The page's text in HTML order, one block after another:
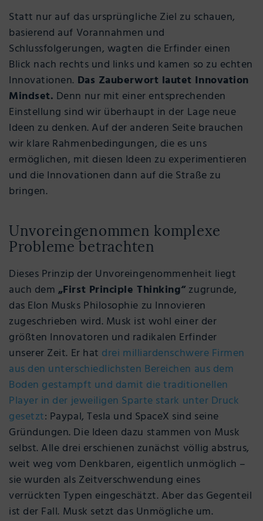
Statt nur auf das ursprüngliche Ziel zu schauen,
basierend auf Vorannahmen und
Schlussfolgerungen, wagten die Erfinder einen
Blick nach rechts und links und kamen so zu echten
Innovationen. Das Zauberwort lautet Innovation
Mindset. Denn nur mit einer entsprechenden
Einstellung sind wir überhaupt in der Lage neue
Ideen zu denken. Auf der anderen Seite brauchen
wir klare Rahmenbedingungen, die es uns
ermöglichen, mit diesen Ideen zu experimentieren
und die Innovationen dann auf die Straße zu
bringen.
Unvoreingenommen komplexe
Probleme betrachten
Dieses Prinzip der Unvoreingenommenheit liegt
auch dem „First Principle Thinking“ zugrunde,
das Elon Musks Philosophie zu Innovieren
zugeschrieben wird. Musk ist wohl einer der
größten Innovatoren und radikalen Erfinder
unserer Zeit. Er hat drei milliardenschwere Firmen
aus den unterschiedlichsten Bereichen aus dem
Boden gestampft und damit die traditionellen
Player in der jeweiligen Sparte stark unter Druck
gesetzt: Paypal, Tesla und SpaceX sind seine
Gründungen. Die Ideen dazu stammen von Musk
selbst. Alle drei erschienen zunächst völlig abstrus,
weit weg vom Denkbaren, eigentlich unmöglich –
sie wurden als Zeitverschwendung eines
verrückten Typen eingeschätzt. Aber das Gegenteil
ist der Fall. Musk setzt das Unmögliche um.